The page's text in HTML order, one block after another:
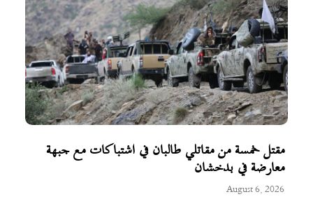
مقتل خمسة من مقاتلي طالبان في اشتباكات مع جبهة
معارضة في بدخشان
August 6, 2026